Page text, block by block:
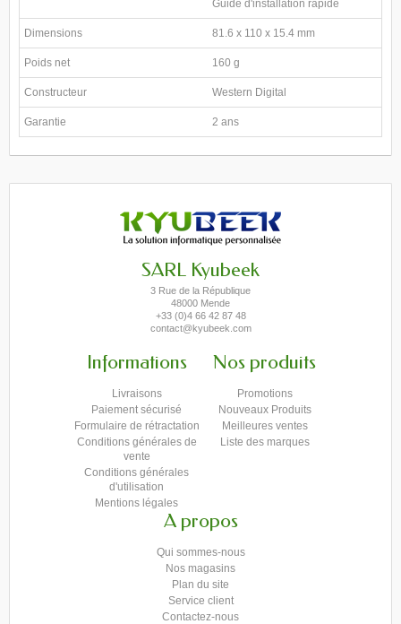
Guide d'installation rapide
Dimensions 81.6 x 110 x 15.4 mm
Poids net 160 g
Constructeur Western Digital
Garantie 2 ans
SARL Kyubeek
3 Rue de la République
48000 Mende
+33 (0)4 66 42 87 48
contact@kyubeek.com
Informations
Livraisons
Paiement sécurisé
Formulaire de rétractation
Conditions générales de
vente
Conditions générales
d'utilisation
Mentions légales
Nos produits
Promotions
Nouveaux Produits
Meilleures ventes
Liste des marques
A propos
Qui sommes-nous
Nos magasins
Plan du site
Service client
Contactez-nous